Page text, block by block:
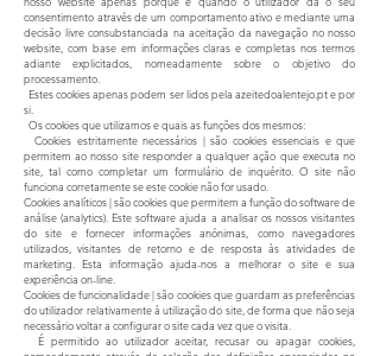
consentimento através de um comportamento ativo e mediante uma
decisão livre consubstanciada na aceitação da navegação no nosso
website, com base em informações claras e completas nos termos
adiante explicitados, nomeadamente sobre o objetivo do
processamento.
Estes cookies apenas podem ser lidos pela azeitedoalentejo.pt e por
si.
Os cookies que utilizamos e quais as funções dos mesmos:
Cookies estritamente necessários | são cookies essenciais e que
permitem ao nosso site responder a qualquer ação que executa no
site, tal como completar um formulário de inquérito. O site não
funciona corretamente se este cookie não for usado.
Cookies analíticos | são cookies que permitem a função do software de
análise (analytics). Este software ajuda a analisar os nossos visitantes
do site e fornecer informações anónimas, como navegadores
utilizados, visitantes de retorno e de resposta às atividades de
marketing. Esta informação ajuda-nos a melhorar o site e sua
experiência on-line.
Cookies de funcionalidade | são cookies que guardam as preferências
do utilizador relativamente à utilização do site, de forma que não seja
necessário voltar a configurar o site cada vez que o visita.
É permitido ao utilizador aceitar, recusar ou apagar cookies,